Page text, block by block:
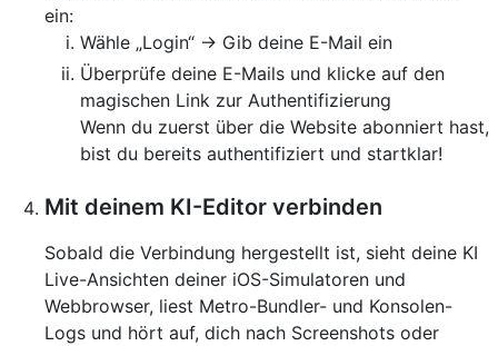
ein:
Wähle „Login“ → Gib deine E-Mail ein
Überprüfe deine E-Mails und klicke auf den
magischen Link zur Authentifizierung
Wenn du zuerst über die Website abonniert hast,
bist du bereits authentifiziert und startklar!
Mit deinem KI-Editor verbinden
Sobald die Verbindung hergestellt ist, sieht deine KI
Live-Ansichten deiner iOS-Simulatoren und
Webbrowser, liest Metro-Bundler- und Konsolen-
Logs und hört auf, dich nach Screenshots oder